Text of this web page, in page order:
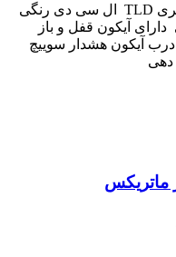
خرید LCD ریموت دزدگیر سناتور تصویری TLD ال سی دی رنگی
آیکون قفل و باز
آیکون هشدار سوییچ
دهی
ماتریکس